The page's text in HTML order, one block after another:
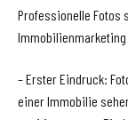
Professionelle Fotos
Immobilienmarketing
– Erster Eindruck:
einer Immobilie